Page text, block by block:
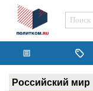
Российский мир